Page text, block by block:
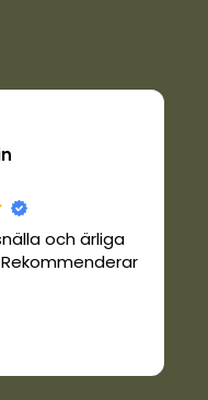
och ärliga